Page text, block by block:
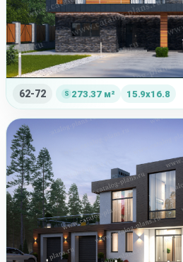
62-72 273.37 м² 15.9x16.8